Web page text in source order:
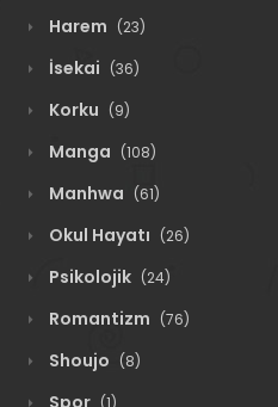
Harem (23)
İsekai (36)
Korku (9)
Manga (108)
Manhwa (61)
Okul Hayatı (26)
Psikolojik (24)
Romantizm (76)
Shoujo (8)
Spor (1)